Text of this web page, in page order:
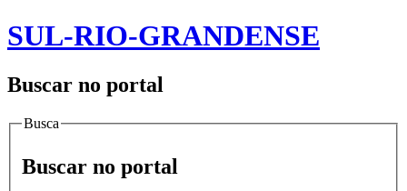
SUL-RIO-GRANDENSE
Buscar no portal
Busca
Buscar no portal